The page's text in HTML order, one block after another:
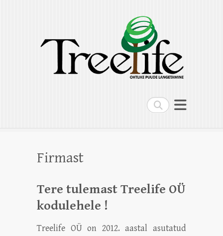
Search
Treelife OÜ
Ohtlike puude langetamine, puude
hoolduslõikus, kändude freesimine,
Firmast
Tere tulemast Treelife OÜ
kodulehele !
Treelife OÜ on 2012. aastal asutatud